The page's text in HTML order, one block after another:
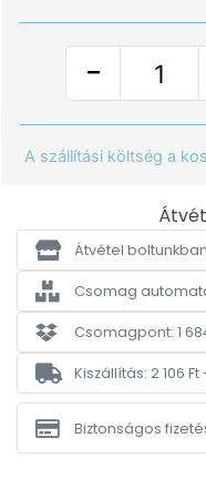
A szállítási költség a
Átvétel
Csomag
Csomagpont: 1
Kiszállítás: 2 106 Ft
Biztonságos